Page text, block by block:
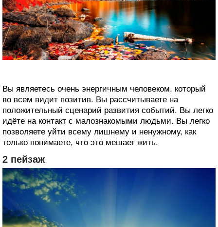
Вы являетесь очень энергичным человеком, который
во всем видит позитив. Вы рассчитываете на
положительный сценарий развития событий. Вы легко
идёте на контакт с малознакомыми людьми. Вы легко
позволяете уйти всему лишнему и ненужному, как
только понимаете, что это мешает жить.
2 пейзаж